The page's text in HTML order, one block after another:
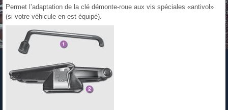
Permet l’adaptation de la clé démonte-roue aux vis spéciales «antivol»
(si votre véhicule en est équipé).